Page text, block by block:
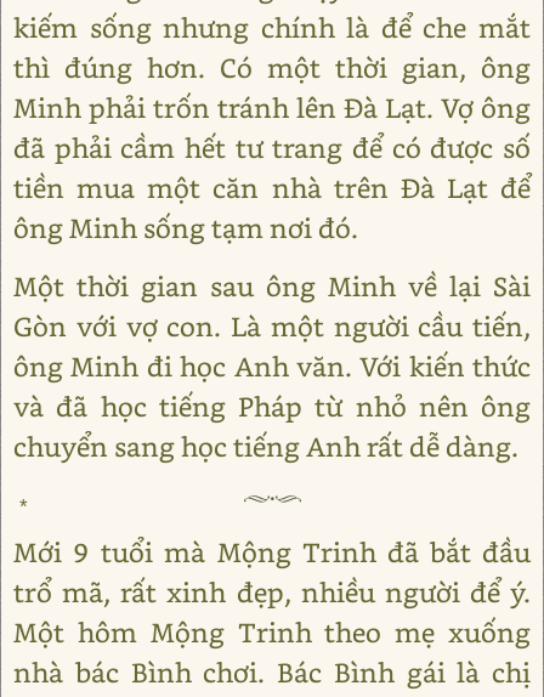
kiếm sống nhưng chính là để che mắt
thì đúng hơn. Có một thời gian, ông
Minh phải trốn tránh lên Đà Lạt. Vợ ông
đã phải cầm hết tư trang để có được số
tiền mua một căn nhà trên Đà Lạt để
ông Minh sống tạm nơi đó.
Một thời gian sau ông Minh về lại Sài
Gòn với vợ con. Là một người cầu tiến,
ông Minh đi học Anh văn. Với kiến thức
và đã học tiếng Pháp từ nhỏ nên ông
chuyển sang học tiếng Anh rất dễ dàng.
*
Mới 9 tuổi mà Mộng Trinh đã bắt đầu
trổ mã, rất xinh đẹp, nhiều người để ý.
Một hôm Mộng Trinh theo mẹ xuống
nhà bác Bình chơi. Bác Bình gái là chị